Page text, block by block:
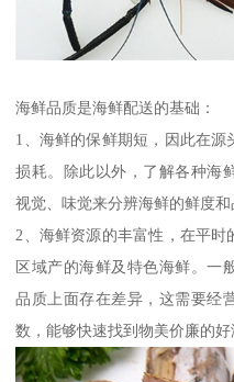
海鲜品质是海鲜配送的基础：
1、海鲜的保鲜期短，因此在
损耗。除此以外，了解各种海
视觉、味觉来分辨海鲜的鲜度和
2、海鲜资源的丰富性，在平
区域产的海鲜及特色海鲜。一
品质上面存在差异，这需要经
数，能够快速找到物美价廉的好